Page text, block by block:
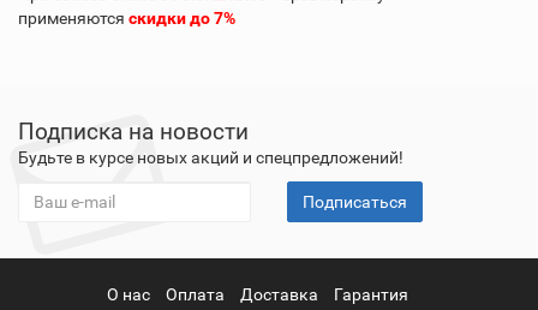
применяются скидки до 7%
Подписка на новости
Будьте в курсе новых акций и спецпредложений!
Подписаться
О нас Оплата Доставка Гарантия